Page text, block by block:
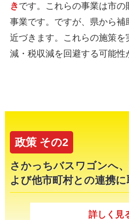
き です。これらの事業は市の
事業です。ですが、県から補
近づきます。これらの施策を
減・税収減を回避する可能性
政策 その2
さかっちバスワゴンへ
よび他市町村との連携に
詳しく見